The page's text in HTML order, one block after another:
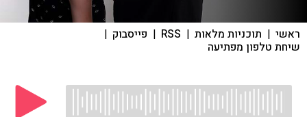
ראשי | תוכניות מלאות |
RSS
| פייסבוק |
שיחת טלפון מפתיעה